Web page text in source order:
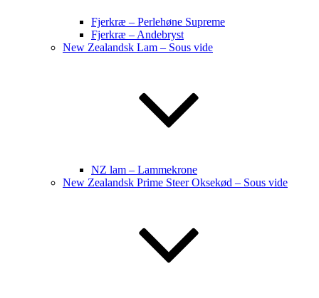
Fjerkræ – Perlehøne Supreme
Fjerkræ – Andebryst
New Zealandsk Lam – Sous vide
NZ lam – Lammekrone
New Zealandsk Prime Steer Oksekød – Sous vide